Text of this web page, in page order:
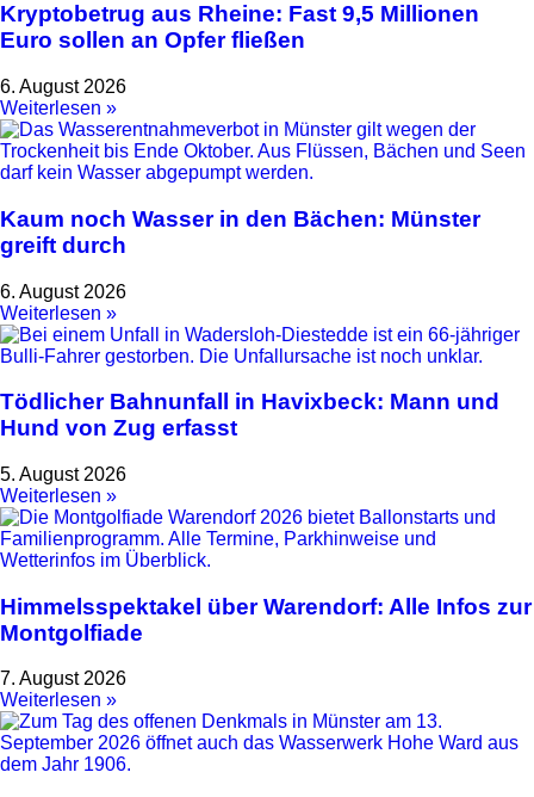
Kryptobetrug aus Rheine: Fast 9,5 Millionen
Euro sollen an Opfer fließen
6. August 2026
Weiterlesen »
Kaum noch Wasser in den Bächen: Münster
greift durch
6. August 2026
Weiterlesen »
Tödlicher Bahnunfall in Havixbeck: Mann und
Hund von Zug erfasst
5. August 2026
Weiterlesen »
Himmelsspektakel über Warendorf: Alle Infos zur
Montgolfiade
7. August 2026
Weiterlesen »